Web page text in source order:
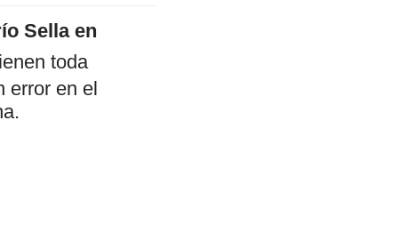
Sella en
toda
error en el